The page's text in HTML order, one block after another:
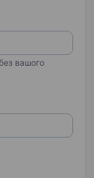
вашого